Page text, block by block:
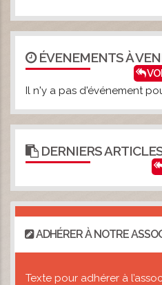
ÉVENEMENTS À
Il n'y a pas d'événement
DERNIERS
ADHÉRER À NOTRE
Texte pour adhérer à